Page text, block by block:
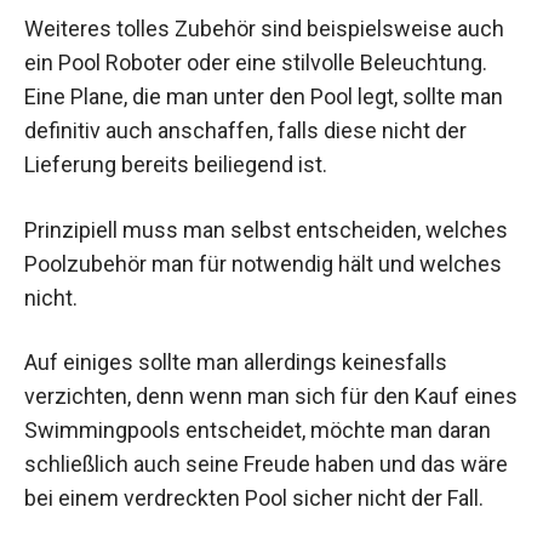
Weiteres tolles Zubehör sind beispielsweise auch
ein Pool Roboter oder eine stilvolle Beleuchtung.
Eine Plane, die man unter den Pool legt, sollte man
definitiv auch anschaffen, falls diese nicht der
Lieferung bereits beiliegend ist.
Prinzipiell muss man selbst entscheiden, welches
Poolzubehör man für notwendig hält und welches
nicht.
Auf einiges sollte man allerdings keinesfalls
verzichten, denn wenn man sich für den Kauf eines
Swimmingpools entscheidet, möchte man daran
schließlich auch seine Freude haben und das wäre
bei einem verdreckten Pool sicher nicht der Fall.